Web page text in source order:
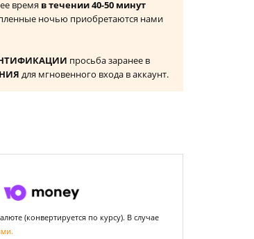
время в течении 40-50 минут
ночью приобретаются нами
просьба заранее в
для мгновенного входа в аккаунт.
(конвертируется по курсу). В случае